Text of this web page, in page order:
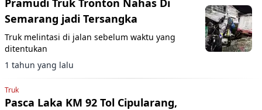
Semarang jadi Tersangka
Truk melintasi di jalan sebelum waktu yang
ditentukan
1 tahun yang lalu
Truk
Pasca Laka KM 92 Tol Cipularang,